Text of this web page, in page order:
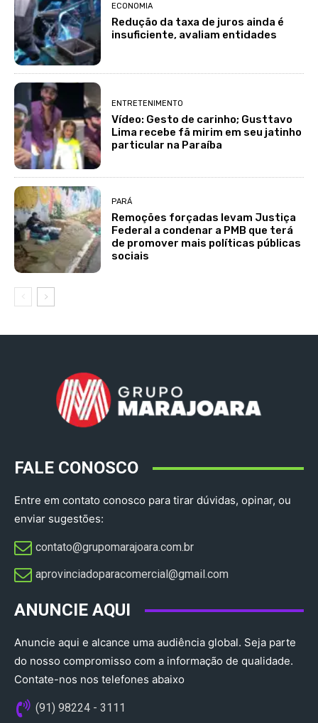
ECONOMIA
Redução da taxa de juros ainda é
insuficiente, avaliam entidades
ENTRETENIMENTO
Vídeo: Gesto de carinho; Gusttavo
Lima recebe fã mirim em seu jatinho
particular na Paraíba
PARÁ
Remoções forçadas levam Justiça
Federal a condenar a PMB que terá
de promover mais políticas públicas
sociais
FALE CONOSCO
Entre em contato conosco para tirar dúvidas, opinar, ou
enviar sugestões:
contato@grupomarajoara.com.br
aprovinciadoparacomercial@gmail.com​
ANUNCIE AQUI
Anuncie aqui e alcance uma audiência global. Seja parte
do nosso compromisso com a informação de qualidade.
Contate-nos nos telefones abaixo
(91) 98224 - 3111